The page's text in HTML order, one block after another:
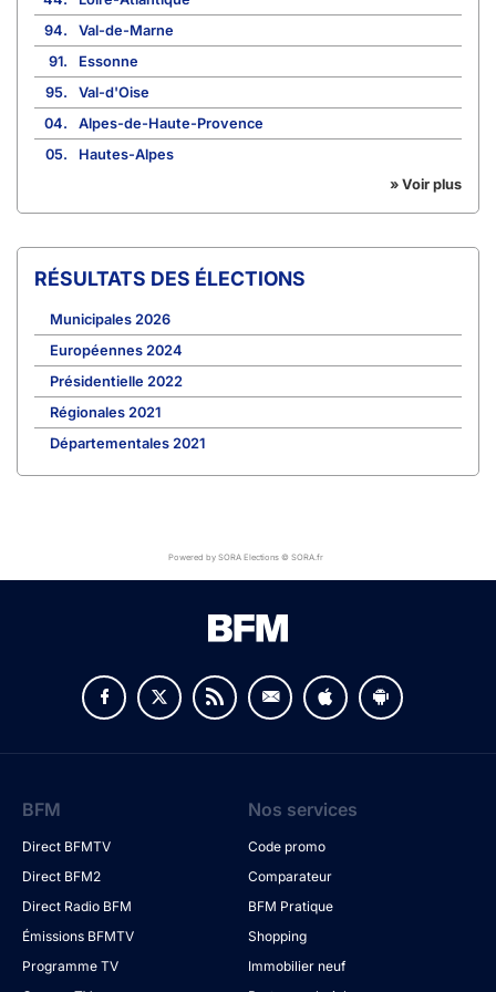
94.
Val-de-Marne
91.
Essonne
95.
Val-d'Oise
04.
Alpes-de-Haute-Provence
05.
Hautes-Alpes
» Voir plus
RÉSULTATS DES ÉLECTIONS
Municipales 2026
Européennes 2024
Présidentielle 2022
Régionales 2021
Départementales 2021
Powered by SORA Elections © SORA.fr
BFM
Direct BFMTV
Direct BFM2
Direct Radio BFM
Émissions BFMTV
Programme TV
Nos services
Code promo
Comparateur
BFM Pratique
Shopping
Immobilier neuf